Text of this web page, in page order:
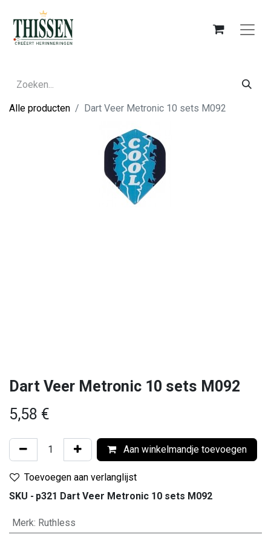
Alle producten Dart Veer Metronic 10 sets M092
Dart Veer Metronic 10 sets M092
5,58 €
Aan winkelmandje toevoegen
Toevoegen aan verlanglijst
SKU - p321 Dart Veer Metronic 10 sets M092
Merk: Ruthless